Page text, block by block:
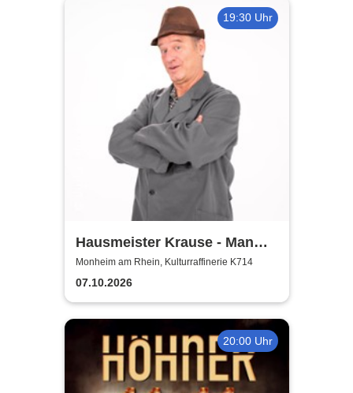
19:30 Uhr
Hausmeister Krause - Man
lebt nur zweimal
Monheim am Rhein, Kulturraffinerie K714
07.10.2026
20:00 Uhr